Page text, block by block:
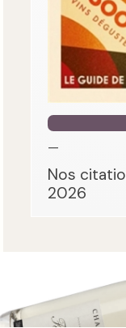
—
Nos
2026